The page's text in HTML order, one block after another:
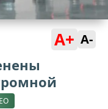
A+ A-